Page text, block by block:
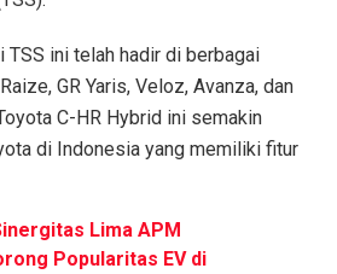
TSS ini telah hadir di berbagai
GR Yaris, Veloz, Avanza, dan
C-HR Hybrid ini semakin
di Indonesia yang memiliki fitur
Lima APM
Popularitas EV di